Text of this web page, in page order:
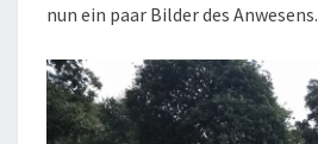
nun ein paar Bilder des Anwesens.